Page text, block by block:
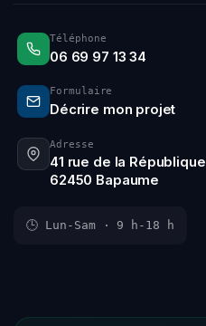
Téléphone
06 69 97 13 34
Formulaire
Décrire mon projet
Adresse
41 rue de la République
62450 Bapaume
🕒 Lun-Sam · 9 h-18 h